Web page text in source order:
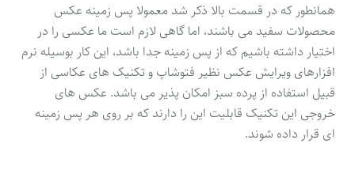
همانطور که در قسمت بالا ذکر شد معمولا پس زمینه عکس
محصولات سفید می باشند، اما گاهی لازم است ما عکسی را در
اختیار داشته باشیم که از پس زمینه جدا باشد، این کار بوسیله نرم
افزارهای ویرایش عکس نظیر فتوشاپ و تکنیک های عکاسی از
قبیل استفاده از پرده سبز امکان پذیر می باشد. عکس های
خروجی این تکنیک قابلیت این را دارند که بر روی هر پس زمینه
ای قرار داده شوند.